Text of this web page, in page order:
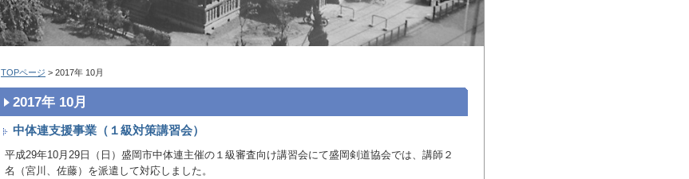
TOPページ > 2017年 10月
2017年 10月
中体連支援事業（１級対策講習会）
平成29年10月29日（日）盛岡市中体連主催の１級審査向け講習会にて盛岡剣道協会では、講師２
名（宮川、佐藤）を派遣して対応しました。